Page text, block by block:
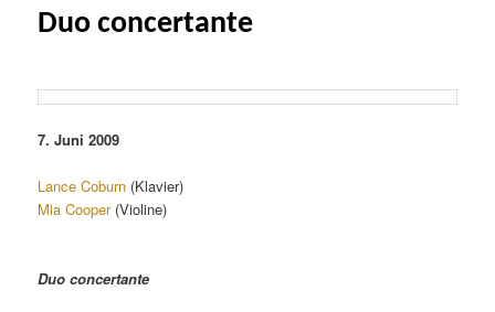
Duo concertante
7. Juni 2009
Lance Coburn (Klavier)
Mia Cooper (Violine)
Duo concertante